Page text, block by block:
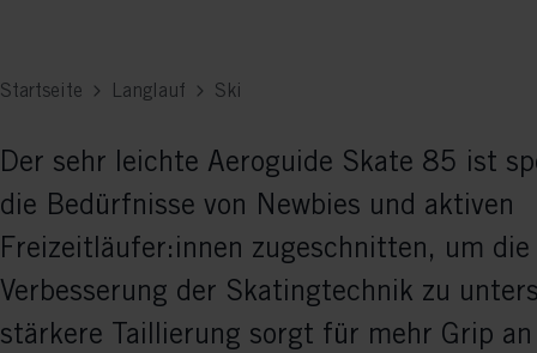
Startseite Langlauf Ski
Der sehr leichte Aeroguide Skate 85 ist
die Bedürfnisse von Newbies und aktiven
Freizeitläufer:innen zugeschnitten, um die
Verbesserung der Skatingtechnik zu
stärkere Taillierung sorgt für mehr Grip an